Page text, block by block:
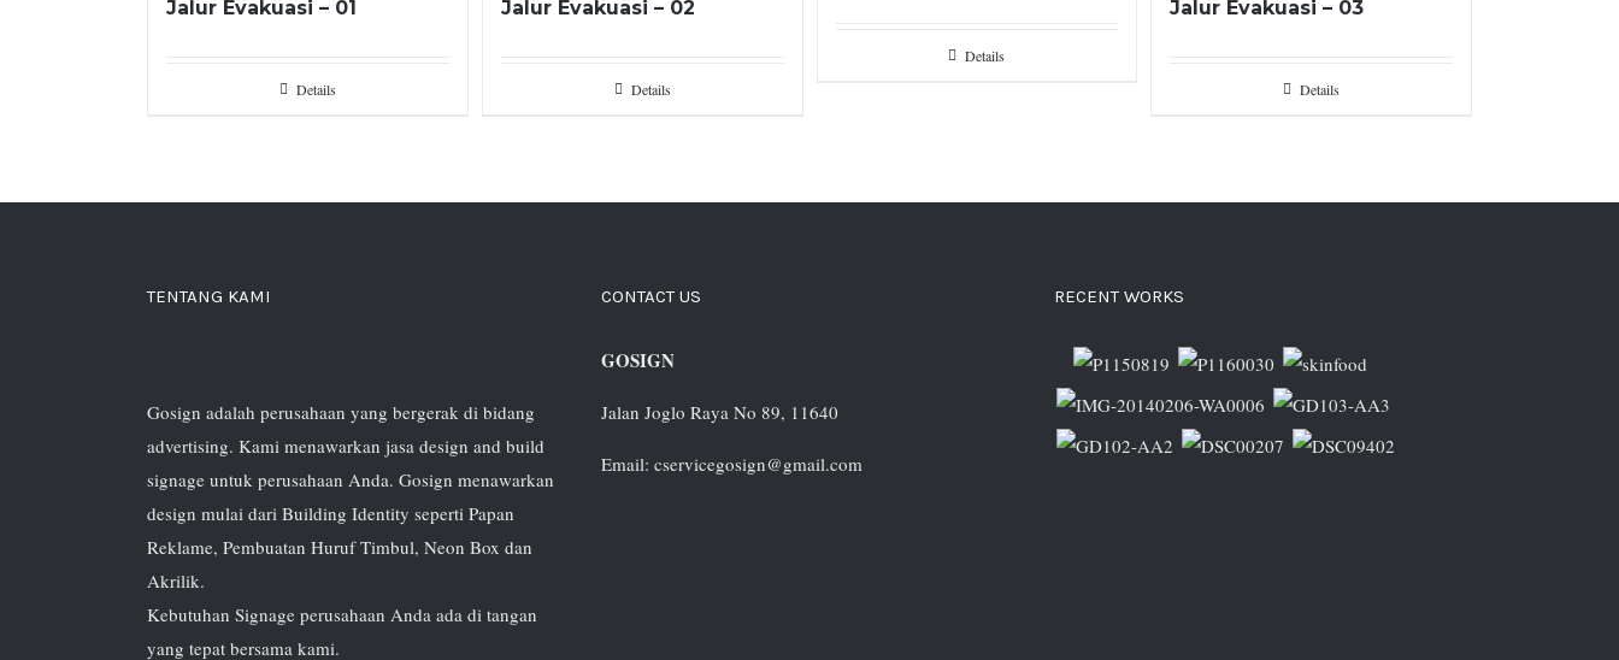
Jalur Evakuasi – 01
Details
Jalur Evakuasi – 02
Details
Details
Jalur Evakuasi – 03
Details
TENTANG KAMI
Gosign adalah perusahaan yang bergerak di bidang
advertising. Kami menawarkan jasa design and build
signage untuk perusahaan Anda. Gosign menawarkan
design mulai dari Building Identity seperti Papan
Reklame, Pembuatan Huruf Timbul, Neon Box dan
Akrilik.
Kebutuhan Signage perusahaan Anda ada di tangan
yang tepat bersama kami.
CONTACT US
GOSIGN
Jalan Joglo Raya No 89, 11640
Email: cservicegosign@gmail.com
RECENT WORKS